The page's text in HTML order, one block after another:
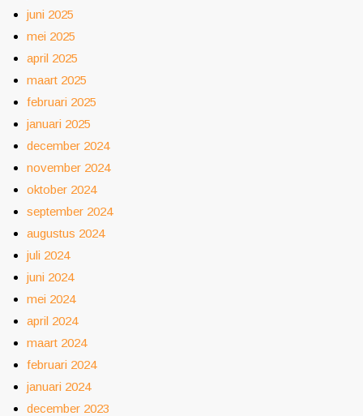
juni 2025
mei 2025
april 2025
maart 2025
februari 2025
januari 2025
december 2024
november 2024
oktober 2024
september 2024
augustus 2024
juli 2024
juni 2024
mei 2024
april 2024
maart 2024
februari 2024
januari 2024
december 2023